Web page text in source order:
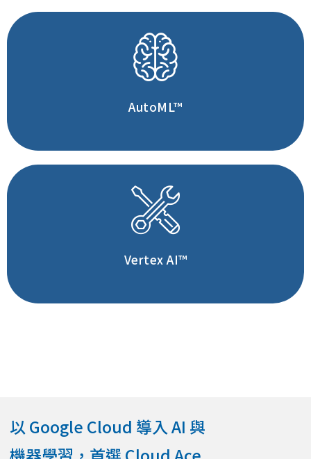
AutoML™
無須建模就能
輕鬆使用機器學習服務
深入了解
Vertex AI™
更快地建立、部署及擴充
機器學習模型
深入了解
以 Google Cloud 導入 AI 與